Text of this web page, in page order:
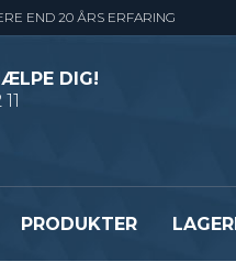
END 20 ÅRS ERFARING
DIG!
PRODUKTER